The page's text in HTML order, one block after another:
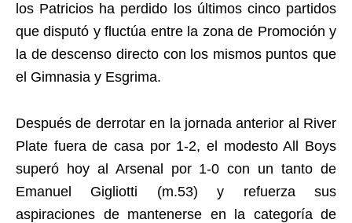
los Patricios ha perdido los últimos cinco partidos
que disputó y fluctúa entre la zona de Promoción y
la de descenso directo con los mismos puntos que
el Gimnasia y Esgrima.
Después de derrotar en la jornada anterior al River
Plate fuera de casa por 1-2, el modesto All Boys
superó hoy al Arsenal por 1-0 con un tanto de
Emanuel Gigliotti (m.53) y refuerza sus
aspiraciones de mantenerse en la categoría de